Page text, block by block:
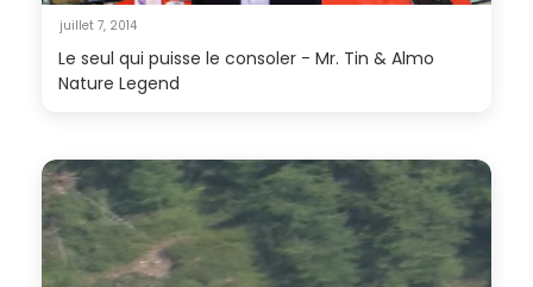
juillet 7, 2014
Le seul qui puisse le consoler - Mr. Tin & Almo
Nature Legend